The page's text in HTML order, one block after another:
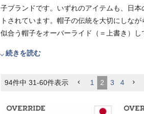
子ブランドです。いずれのアイテムも、日
トされています。帽子の伝統を大切にしな
似合う帽子をオーバーライド（＝上書き）し
続きを読む
94件中 31-60件表示 1 2 3 4